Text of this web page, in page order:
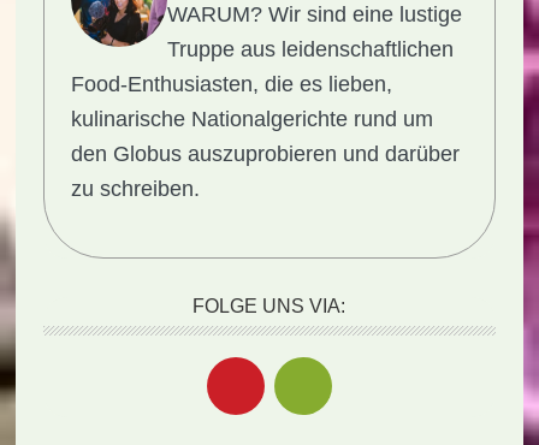
WARUM? Wir sind eine lustige
Truppe aus leidenschaftlichen
Food-Enthusiasten, die es lieben,
kulinarische Nationalgerichte rund um
den Globus auszuprobieren und darüber
zu schreiben.
FOLGE UNS VIA: